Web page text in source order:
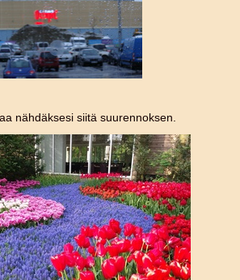
nähdäksesi siitä suurennoksen.